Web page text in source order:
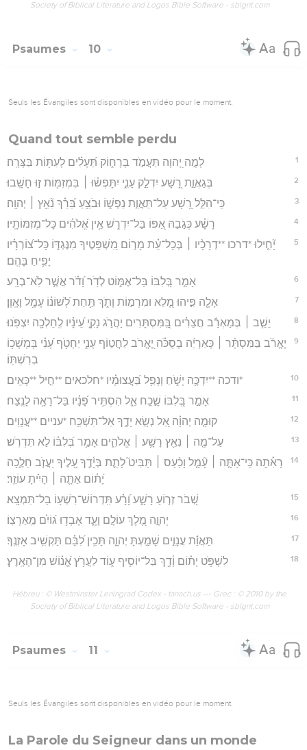
Society of Biblical Literature and Logos Bible Software - sblgnt.com
Psaumes 10
Seuls les Évangiles sont disponibles en vidéo pour le moment.
Quand tout semble perdu
1 לָמָ֣ה יְ֭הוָה תַּעֲמֹ֣ד בְּרָח֑וֹק תַּ֝עְלִ֗ים לְעִתּ֥וֹת בַּצָּרָֽה׃
2 בְּגַאֲוַ֣ת רָ֭שָׁע יִדְלַ֣ק עָנִ֑י יִתָּפְשׂ֓וּ ׀ בִּמְזִמּ֖וֹת ז֣וּ חָשָֽׁבוּ׃
3 כִּֽי־הִלֵּ֣ל רָ֭שָׁע עַל־תַּאֲוַ֣ת נַפְשׁ֑וֹ וּבֹצֵ֥עַ בֵּ֝רֵ֗ךְ נִ֘אֵ֥ץ ׀ יְהוָֽה׃
4 רָשָׁ֗ע כְּגֹ֣בַהּ אַ֭פּוֹ בַּל־יִדְרֹ֑שׁ אֵ֥ין אֱ֝לֹהִ֗ים כָּל־מְזִמּוֹתָֽיו׃
5
יָ֘חִ֤ילוּ *דרכו **דְרָכָ֨יו ׀ בְּכָל־עֵ֗ת מָר֣וֹם מִ֭שְׁפָּטֶיךָ מִנֶּגְדּ֑וֹ כָּל־צ֝וֹרְרָ֗יו
יָפִ֥יחַ בָּהֶֽם׃
6 אָמַ֣ר בְּ֭לִבּוֹ בַּל־אֶמּ֑וֹט לְדֹ֥ר וָ֝דֹ֗ר אֲשֶׁ֣ר לֹֽא־בְרָֽע׃
7 אָלָ֤ה פִּ֣יהוּ מָ֭לֵא וּמִרְמ֣וֹת וָתֹ֑ךְ תַּ֥חַת לְ֝שׁוֹנ֗וֹ עָמָ֥ל וָאָֽוֶן׃
8 יֵשֵׁ֤ב ׀ בְּמַאְרַ֬ב חֲצֵרִ֗ים בַּֽ֭מִּסְתָּרִים יַהֲרֹ֣ג נָקִ֑י עֵ֝ינָ֗יו לְֽחֵלְכָ֥ה יִצְפֹּֽנוּ׃
9
יֶאֱרֹ֬ב בַּמִּסְתָּ֨ר ׀ כְּאַרְיֵ֬ה בְסֻכֹּ֗ה יֶ֭אֱרֹב לַחֲט֣וֹף עָנִ֑י יַחְטֹ֥ף עָ֝נִ֗י בְּמָשְׁכ֥וֹ
בְרִשְׁתּֽוֹ׃
10 *ודכה **יִדְכֶּ֥ה יָשֹׁ֑חַ וְנָפַ֥ל בַּ֝עֲצוּמָ֗יו *חלכאים **חֵ֣יל **כָּאִֽים׃
11 אָמַ֣ר בְּ֭לִבּוֹ שָׁ֣כַֽח אֵ֑ל הִסְתִּ֥יר פָּ֝נָ֗יו בַּל־רָאָ֥ה לָנֶֽצַח׃
12 קוּמָ֤ה יְהוָ֗ה אֵ֭ל נְשָׂ֣א יָדֶ֑ךָ אַל־תִּשְׁכַּ֥ח *עניים **עֲנָוִֽים׃
13 עַל־מֶ֤ה ׀ נִאֵ֖ץ רָשָׁ֥ע ׀ אֱלֹהִ֑ים אָמַ֥ר בְּ֝לִבּ֗וֹ לֹ֣א תִּדְרֹֽשׁ׃
14
רָאִ֡תָה כִּֽי־אַתָּ֤ה ׀ עָ֘מָ֤ל וָכַ֨עַס ׀ תַּבִּיט֮ לָתֵ֪ת בְּיָ֫דֶ֥ךָ עָ֭לֶיךָ יַעֲזֹ֣ב חֵלֶ֑כָה
יָ֝ת֗וֹם אַתָּ֤ה ׀ הָיִ֬יתָ עוֹזֵֽר׃
15 שְׁ֭בֹר זְר֣וֹעַ רָשָׁ֑ע וָ֝רָ֗ע תִּֽדְרוֹשׁ־רִשְׁע֥וֹ בַל־תִּמְצָֽא׃
16 יְהוָ֣ה מֶ֭לֶךְ עוֹלָ֣ם וָעֶ֑ד אָבְד֥וּ ג֝וֹיִ֗ם מֵֽאַרְצֽוֹ׃
17 תַּאֲוַ֬ת עֲנָוִ֣ים שָׁמַ֣עְתָּ יְהוָ֑ה תָּכִ֥ין לִ֝בָּ֗ם תַּקְשִׁ֥יב אָזְנֶֽךָ׃
18 לִשְׁפֹּ֥ט יָת֗וֹם וָ֫דָ֥ךְ בַּל־יוֹסִ֥יף ע֑וֹד לַעֲרֹ֥ץ אֱ֝נ֗וֹשׁ מִן־הָאָֽרֶץ׃
Hébreu : © Westminster Leningrad Codex - tanach.us --- Grec : © 2010 by the
Society of Biblical Literature and Logos Bible Software - sblgnt.com
Psaumes 11
Seuls les Évangiles sont disponibles en vidéo pour le moment.
La Parole du Seigneur dans un monde